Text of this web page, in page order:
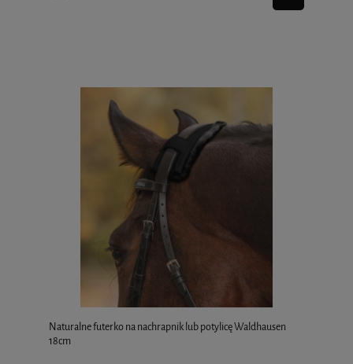
Naturalne futerko na nachrapnik lub potylicę Waldhausen
18cm